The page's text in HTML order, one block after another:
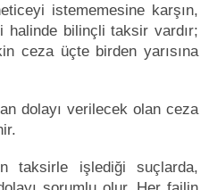
istememesine karşın,
halinde bilinçli taksir vardır;
ceza üçte birden yarısına
dolayı verilecek olan ceza
taksirle işlediği suçlarda,